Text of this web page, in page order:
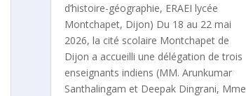
d’histoire-géographie, ERAEI lycée
Montchapet, Dijon) Du 18 au 22 mai
2026, la cité scolaire Montchapet de
Dijon a accueilli une délégation de trois
enseignants indiens (MM. Arunkumar
Santhalingam et Deepak Dingrani, Mme